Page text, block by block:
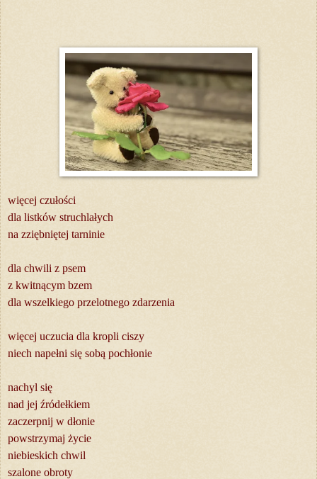
więcej czułości
dla listków struchlałych
na zziębniętej tarninie
dla chwili z psem
z kwitnącym bzem
dla wszelkiego przelotnego zdarzenia
więcej uczucia dla kropli ciszy
niech napełni się sobą pochłonie
nachyl się
nad jej źródełkiem
zaczerpnij w dłonie
powstrzymaj życie
niebieskich chwil
szalone obroty